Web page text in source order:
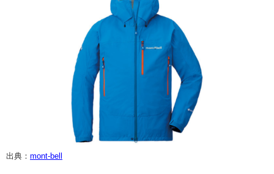
出典： mont-bell